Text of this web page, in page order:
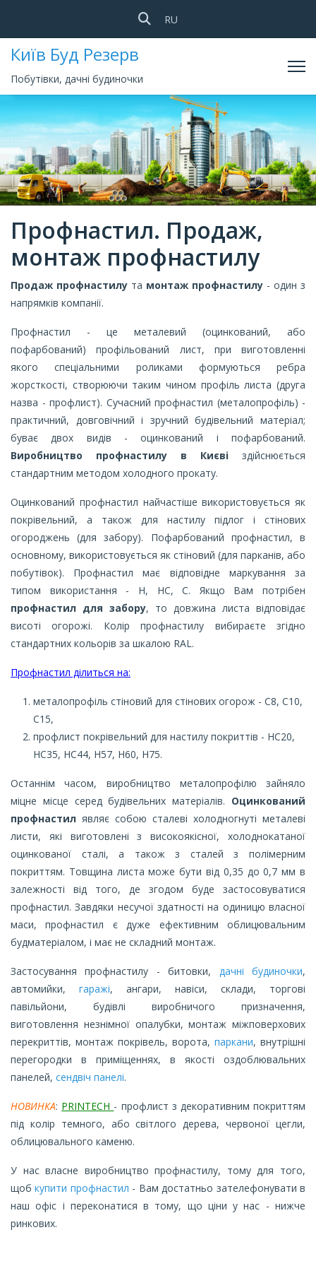
Оберіть свою мову
RU
Київ Буд Резерв
Побутівки, дачні будиночки
Профнастил. Продаж,
монтаж профнастилу
Продаж профнастилу та монтаж профнастилу - один з
напрямків компанії.
Профнастил - це металевий (оцинкований, або
пофарбований) профільований лист, при виготовленні
якого спеціальними роликами формуються ребра
жорсткості, створюючи таким чином профіль листа (друга
назва - профлист). Сучасний профнастил (металопрофіль) -
практичний, довговічний і зручний будівельний матеріал;
буває двох видів - оцинкований і пофарбований.
Виробництво профнастилу в Києві здійснюється
стандартним методом холодного прокату.
Оцинкований профнастил найчастіше використовується як
покрівельний, а також для настилу підлог і стінових
огороджень (для забору). Пофарбований профнастил, в
основному, використовується як стіновий (для парканів, або
побутівок). Профнастил має відповідне маркування за
типом використання - Н, НС, С. Якщо Вам потрібен
профнастил для забору, то довжина листа відповідає
висоті огорожі. Колір профнастилу вибираєте згідно
стандартних кольорів за шкалою RAL.
Профнастил ділиться на:
металопрофіль стіновий для стінових огорож - С8, С10,
С15,
профлист покрівельний для настилу покриттів - НС20,
НС35, НС44, Н57, Н60, Н75.
Останнім часом, виробництво металопрофілю зайняло
міцне місце серед будівельних матеріалів. Оцинкований
профнастил являє собою сталеві холодногнуті металеві
листи, які виготовлені з високоякісної, холоднокатаної
оцинкованої сталі, а також з сталей з полімерним
покриттям. Товщина листа може бути від 0,35 до 0,7 мм в
залежності від того, де згодом буде застосовуватися
профнастил. Завдяки несучої здатності на одиницю власної
маси, профнастил є дуже ефективним облицювальним
будматеріалом, і має не складний монтаж.
Застосування профнастилу - битовки, дачні будиночки,
автомийки, гаражі, ангари, навіси, склади, торгові
павільйони, будівлі виробничого призначення,
виготовлення незнімної опалубки, монтаж міжповерхових
перекриттів, монтаж покрівель, ворота, паркани, внутрішні
перегородки в приміщеннях, в якості оздоблювальних
панелей, сендвіч панелі.
НОВИНКА: PRINTECH - профлист з декоративним покриттям
під колір темного, або світлого дерева, червоної цегли,
облицювального каменю.
У нас власне виробництво профнастилу, тому для того,
щобкупити профнастил - Вам достатньо зателефонувати в
наш офіс і переконатися в тому, що ціни у нас - нижче
ринкових.